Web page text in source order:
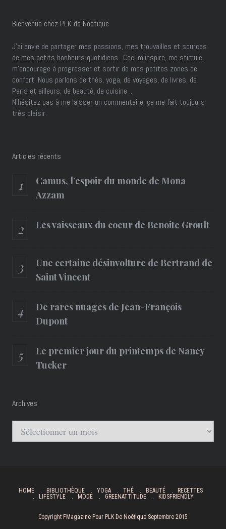
Bienvenue chez PLK de Noétique
J’ai envie de partager mes passions, mes trouvailles et sources
de mes petits bonheurs quotidiens.. Ceci m'inspire, me stimule,
m'encourage à progresser et sortir de mes petites zones de
confort. Nous parlons de thés, yoga, de voyages, de livres, de
Paris et ailleurs, de beauté, de cuisine ...
N'hésitez pas à me laisser un commentaire, ça me fait toujours
très plaisir.
Articles récents
Camus, l’espoir du monde de Mona
Azzam
Les vaisseaux du coeur de Benoite Groult
Une certaine désinvolture de Bertrand de
Saint Vincent
De rares nuages de Jean-François
Dupont
Le premier jour du printemps de Nancy
Tucker
Archives
Archives
HOME BIBLIOTHÈQUE YOGA THÉ BEAUTÉ
RECETTES
LIFESTYLE
MODE GREENATTITUDE KIDSFRIENDLY
Copyright FMagazine Pour PLK De Noétique Septembre 2015